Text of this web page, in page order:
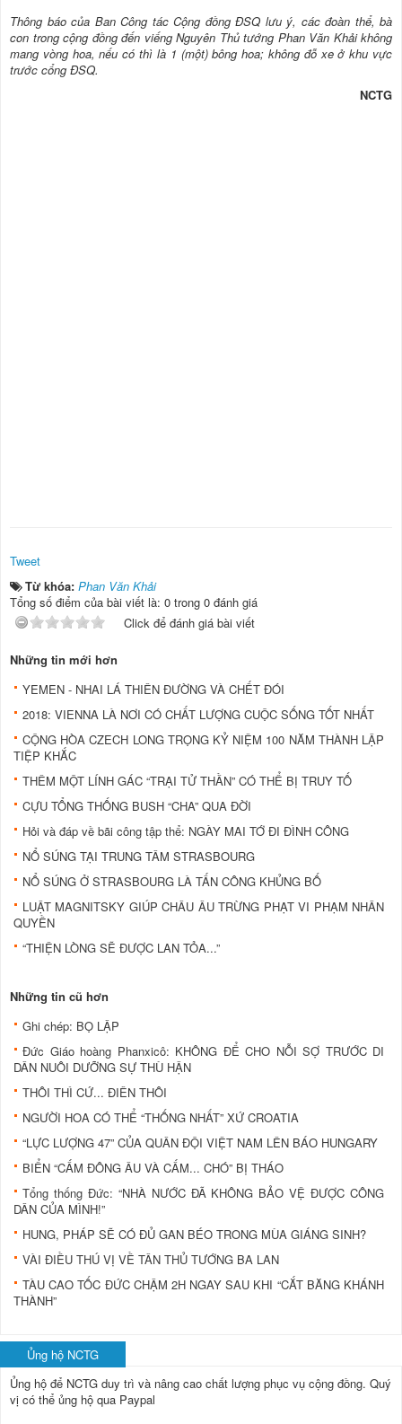
Thông báo của Ban Công tác Cộng đồng ĐSQ lưu ý, các đoàn thể, bà
con trong cộng đồng đến viếng Nguyên Thủ tướng Phan Văn Khải không
mang vòng hoa, nếu có thì là 1 (một) bông hoa; không đỗ xe ở khu vực
trước cổng ĐSQ.
NCTG
Tweet
Từ khóa: Phan Văn Khải
Tổng số điểm của bài viết là: 0 trong 0 đánh giá
Click để đánh giá bài viết
Những tin mới hơn
YEMEN - NHAI LÁ THIÊN ĐƯỜNG VÀ CHẾT ĐÓI
2018: VIENNA LÀ NƠI CÓ CHẤT LƯỢNG CUỘC SỐNG TỐT NHẤT
CỘNG HÒA CZECH LONG TRỌNG KỶ NIỆM 100 NĂM THÀNH LẬP
TIỆP KHẮC
THÊM MỘT LÍNH GÁC “TRẠI TỬ THẦN” CÓ THỂ BỊ TRUY TỐ
CỰU TỔNG THỐNG BUSH “CHA” QUA ĐỜI
Hỏi và đáp về bãi công tập thể: NGÀY MAI TỚ ĐI ĐÌNH CÔNG
NỔ SÚNG TẠI TRUNG TÂM STRASBOURG
NỔ SÚNG Ở STRASBOURG LÀ TẤN CÔNG KHỦNG BỐ
LUẬT MAGNITSKY GIÚP CHÂU ÂU TRỪNG PHẠT VI PHẠM NHÂN
QUYỀN
“THIỆN LÒNG SẼ ĐƯỢC LAN TỎA...”
Những tin cũ hơn
Ghi chép: BỌ LẬP
Đức Giáo hoàng Phanxicô: KHÔNG ĐỂ CHO NỖI SỢ TRƯỚC DI
DÂN NUÔI DƯỠNG SỰ THÙ HẬN
THÔI THÌ CỨ... ĐIÊN THÔI
NGƯỜI HOA CÓ THỂ “THỐNG NHẤT” XỨ CROATIA
“LỰC LƯỢNG 47” CỦA QUÂN ĐỘI VIỆT NAM LÊN BÁO HUNGARY
BIỂN “CẤM ĐÔNG ÂU VÀ CẤM... CHÓ” BỊ THÁO
Tổng thống Đức: “NHÀ NƯỚC ĐÃ KHÔNG BẢO VỆ ĐƯỢC CÔNG
DÂN CỦA MÌNH!”
HUNG, PHÁP SẼ CÓ ĐỦ GAN BÉO TRONG MÙA GIÁNG SINH?
VÀI ĐIỀU THÚ VỊ VỀ TÂN THỦ TƯỚNG BA LAN
TÀU CAO TỐC ĐỨC CHẬM 2H NGAY SAU KHI “CẮT BĂNG KHÁNH
THÀNH”
Ủng hộ NCTG
Ủng hộ để NCTG duy trì và nâng cao chất lượng phục vụ cộng đồng. Quý
vị có thể ủng hộ qua Paypal